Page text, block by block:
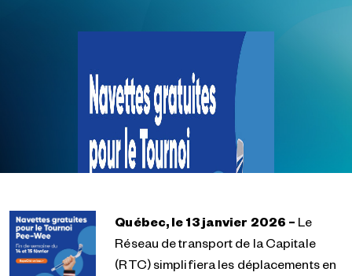
Québec, le 13 janvier 2026 – Le
Réseau de transport de la Capitale
(RTC) simplifiera les déplacements en